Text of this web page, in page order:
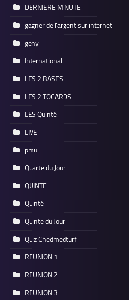
DERNIERE MINUTE
gagner de l'argent sur internet
geny
International
LES 2 BASES
LES 2 TOCARDS
LES Quinté
LIVE
pmu
Quarte du Jour
QUINTE
Quinté
Quinte du Jour
Quiz Chedmedturf
REUNION 1
REUNION 2
REUNION 3